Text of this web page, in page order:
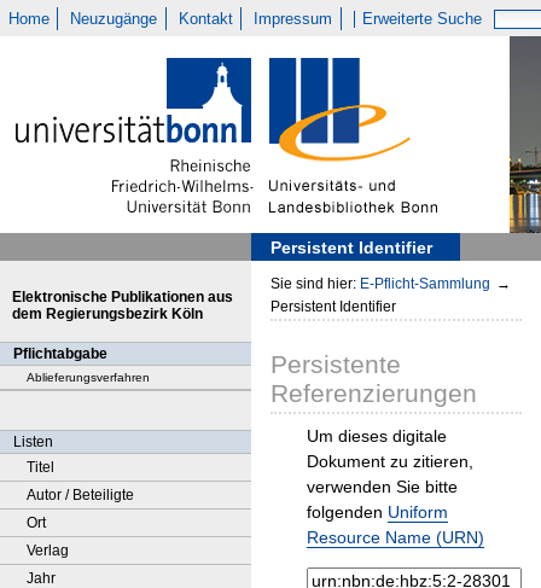
Home Neuzugänge Kontakt Impressum Erweiterte Suche
Persistent Identifier
Elektronische Publikationen aus
dem Regierungsbezirk Köln
Pflichtabgabe
Ablieferungsverfahren
Listen
Titel
Autor / Beteiligte
Ort
Verlag
Jahr
Sie sind hier: E-Pflicht-Sammlung →
Persistent Identifier
Persistente
Referenzierungen
Um dieses digitale
Dokument zu zitieren,
verwenden Sie bitte
folgenden Uniform
Resource Name (URN)